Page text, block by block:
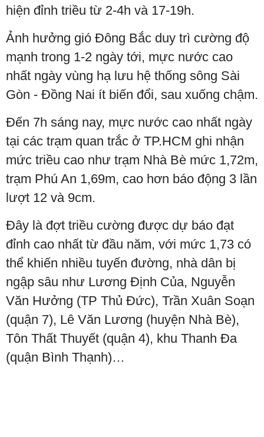
hiện đỉnh triều từ 2-4h và 17-19h.
Ảnh hưởng gió Đông Bắc duy trì cường độ
mạnh trong 1-2 ngày tới, mực nước cao
nhất ngày vùng hạ lưu hệ thống sông Sài
Gòn - Đồng Nai ít biến đổi, sau xuống chậm.
Đến 7h sáng nay, mực nước cao nhất ngày
tại các trạm quan trắc ở TP.HCM ghi nhận
mức triều cao như trạm Nhà Bè mức 1,72m,
trạm Phú An 1,69m, cao hơn báo động 3 lần
lượt 12 và 9cm.
Đây là đợt triều cường được dự báo đạt
đỉnh cao nhất từ đầu năm, với mức 1,73 có
thể khiến nhiều tuyến đường, nhà dân bị
ngập sâu như Lương Định Của, Nguyễn
Văn Hưởng (TP Thủ Đức), Trần Xuân Soạn
(quận 7), Lê Văn Lương (huyện Nhà Bè),
Tôn Thất Thuyết (quận 4), khu Thanh Đa
(quận Bình Thạnh)…